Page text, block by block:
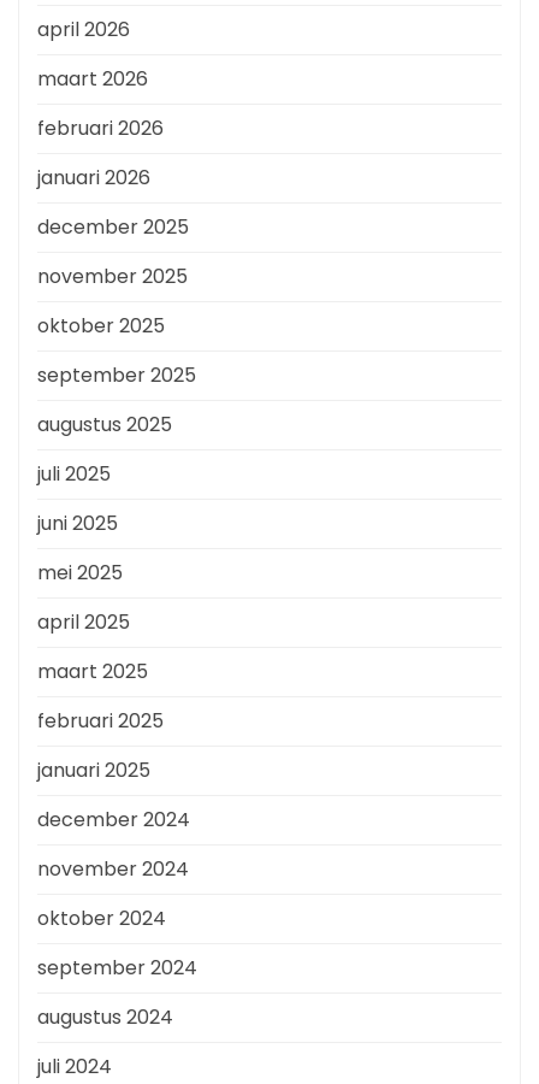
april 2026
maart 2026
februari 2026
januari 2026
december 2025
november 2025
oktober 2025
september 2025
augustus 2025
juli 2025
juni 2025
mei 2025
april 2025
maart 2025
februari 2025
januari 2025
december 2024
november 2024
oktober 2024
september 2024
augustus 2024
juli 2024